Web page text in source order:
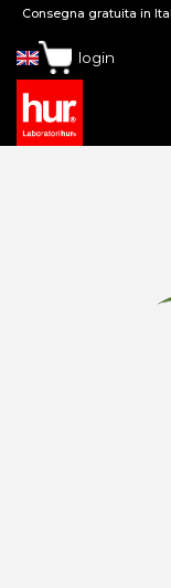
Consegna gratuita in
login